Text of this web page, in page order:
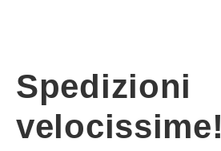
Spedizioni
velocissime!